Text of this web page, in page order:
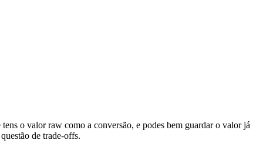
o valor raw como a conversão, e podes bem guardar o valor já
de trade-offs.